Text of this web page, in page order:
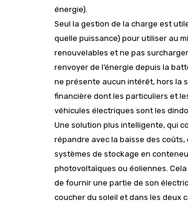
énergie).
Seul la gestion de la charge est
quelle puissance) pour utiliser au
renouvelables et ne pas
renvoyer de l’énergie depuis la
ne présente aucun intérêt, hors la
financière dont les particuliers et
véhicules électriques sont les
Une solution plus intelligente, qui
répandre avec la baisse des coûts,
systèmes de stockage en
photovoltaïques ou éoliennes.
de fournir une partie de son
coucher du soleil et dans les deux